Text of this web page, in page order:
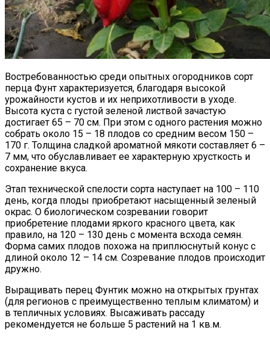
Востребованностью среди опытных огородников сорт
перца Фунт характеризуется, благодаря высокой
урожайности кустов и их неприхотливости в уходе.
Высота куста с густой зеленой листвой зачастую
достигает 65 – 70 см. При этом с одного растения можно
собрать около 15 – 18 плодов со средним весом 150 –
170 г. Толщина сладкой ароматной мякоти составляет 6 –
7 мм, что обуславливает ее характерную хрусткость и
сохранение вкуса.
Этап технической спелости сорта наступает на 100 – 110
день, когда плоды приобретают насыщенный зеленый
окрас. О биологическом созревании говорит
приобретение плодами яркого красного цвета, как
правило, на 120 – 130 день с момента всхода семян.
Форма самих плодов похожа на приплюснутый конус с
длиной около 12 – 14 см. Созревание плодов происходит
дружно.
Выращивать перец Фунтик можно на открытых грунтах
(для регионов с преимущественно теплым климатом) и
в тепличных условиях. Высаживать рассаду
рекомендуется не больше 5 растений на 1 кв.м.